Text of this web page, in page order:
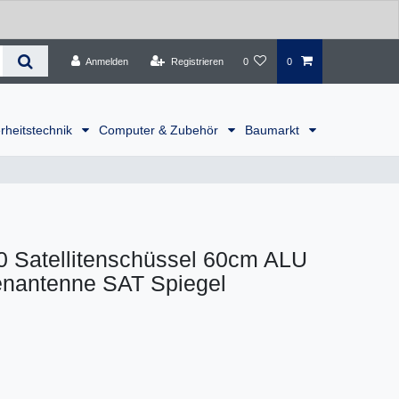
Anmelden Registrieren 0 0
Computer & Zubehör Baumarkt
Satellitenschüssel 60cm ALU
SAT Spiegel